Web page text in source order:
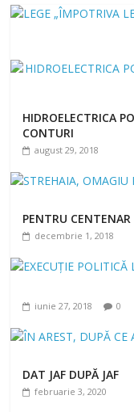
HIDROELECTRICA
CONTURI
august 29, 2018
PENTRU CENTENAR
decembrie 1, 2018
iunie 27, 2018 0
DAT JAF DUPĂ JAF
februarie 3, 2020